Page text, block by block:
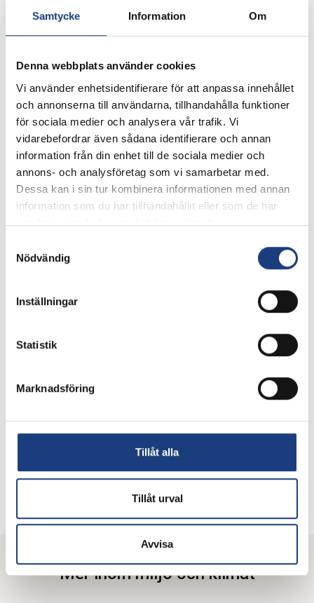
Samtycke Information Om
Denna webbplats använder cookies
Vi använder enhetsidentifierare för att anpassa innehållet
och annonserna till användarna, tillhandahålla funktioner
för sociala medier och analysera vår trafik. Vi
vidarebefordrar även sådana identifierare och annan
information från din enhet till de sociala medier och
annons- och analysföretag som vi samarbetar med.
Dessa kan i sin tur kombinera informationen med annan
information som du har tillhandahållit eller som de har
samlat in när du har använt deras tjänster.
Nödvändig
Inställningar
Statistik
Marknadsföring
Tillåt alla
Tillåt urval
Avvisa
Ladda ner
Biogasrötning av hästgödsel
Rapport från ett forskningsprojekt om rötning av
hästgödsel i befintliga biogasanläggningar.
Projektet delfinansierades av HNS och LRF.
Ladda ner
Samordnare opinionsbildning, hållbarhet och
ungdomsverksamhet
Skicka e-post
Mer inom miljö och klimat